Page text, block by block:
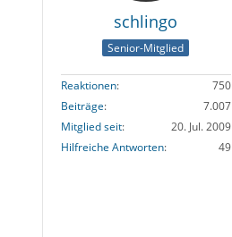
schlingo
Senior-Mitglied
Reaktionen
750
Beiträge
7.007
Mitglied seit
20. Jul. 2009
Hilfreiche Antworten
49